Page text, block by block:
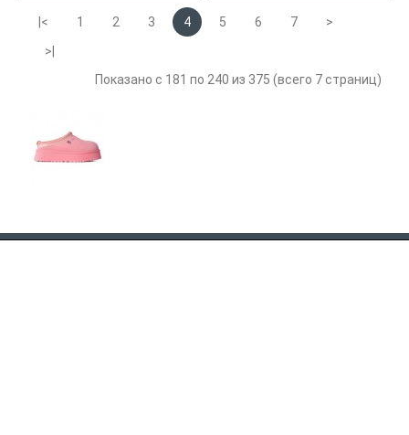
|< 1 2 3 4 5 6 7
>
>|
Показано с 181 по 240 из 375 (всего 7 страниц)